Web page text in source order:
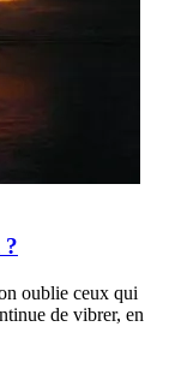
?
oublie ceux qui
de vibrer, en